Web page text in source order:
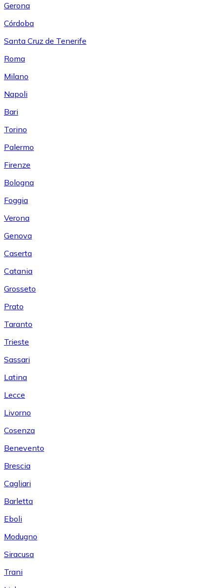
Gerona
Córdoba
Santa Cruz de Tenerife
Roma
Milano
Napoli
Bari
Torino
Palermo
Firenze
Bologna
Foggia
Verona
Genova
Caserta
Catania
Grosseto
Prato
Taranto
Trieste
Sassari
Latina
Lecce
Livorno
Cosenza
Benevento
Brescia
Cagliari
Barletta
Eboli
Modugno
Siracusa
Trani